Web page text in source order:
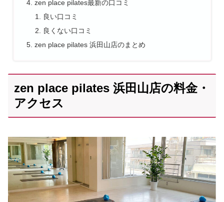
zen place pilates最新の口コミ
良い口コミ
良くない口コミ
zen place pilates 浜田山店のまとめ
zen place pilates 浜田山店の料金・
アクセス